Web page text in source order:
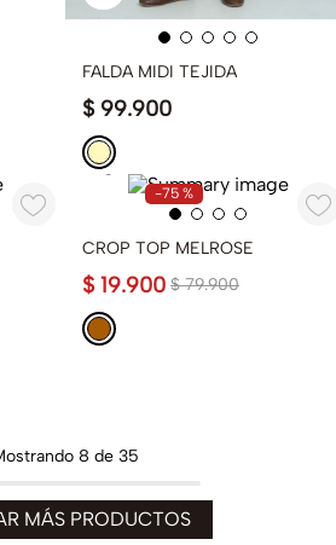
FALDA MIDI TEJIDA
$ 99.900
-75 %
CROP TOP MELROSE
$ 79.900
$ 19.900
8 de 35